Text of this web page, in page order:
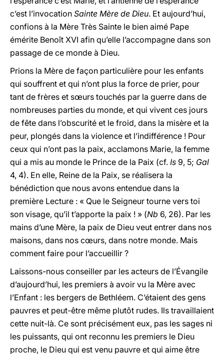
c’est l’invocation Sainte Mère de Dieu. Et aujourd’hui,
confions à la Mère Très Sainte le bien aimé Pape
émérite Benoît XVI afin qu’elle l’accompagne dans son
passage de ce monde à Dieu.
Prions la Mère de façon particulière pour les enfants
qui souffrent et qui n’ont plus la force de prier, pour
tant de frères et sœurs touchés par la guerre dans de
nombreuses parties du monde, et qui vivent ces jours
de fête dans l’obscurité et le froid, dans la misère et la
peur, plongés dans la violence et l’indifférence ! Pour
ceux qui n’ont pas la paix, acclamons Marie, la femme
qui a mis au monde le Prince de la Paix (cf. Is 9, 5; Gal
4, 4). En elle, Reine de la Paix, se réalisera la
bénédiction que nous avons entendue dans la
première Lecture : « Que le Seigneur tourne vers toi
son visage, qu’il t’apporte la paix ! » (Nb 6, 26). Par les
mains d’une Mère, la paix de Dieu veut entrer dans nos
maisons, dans nos cœurs, dans notre monde. Mais
comment faire pour l’accueillir ?
Laissons-nous conseiller par les acteurs de l’Évangile
d’aujourd’hui, les premiers à avoir vu la Mère avec
l’Enfant : les bergers de Bethléem. C’étaient des gens
pauvres et peut-être même plutôt rudes. Ils travaillaient
cette nuit-là. Ce sont précisément eux, pas les sages ni
les puissants, qui ont reconnu les premiers le Dieu
proche, le Dieu qui est venu pauvre et qui aime être